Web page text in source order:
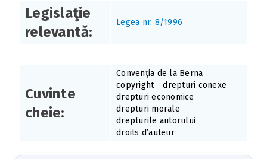
Legislaţie
relevantă:
Legea nr. 8/1996
Cuvinte
cheie:
Convenţia de la Berna
copyright
drepturi conexe
drepturi economice
drepturi morale
drepturile autorului
droits d’auteur